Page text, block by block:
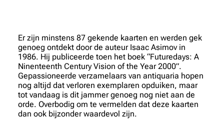
Er zijn minstens 87 gekende kaarten en werden gek
genoeg ontdekt door de auteur Isaac Asimov in
1986. Hij publiceerde toen het boek “Futuredays: A
Ninenteenth Century Vision of the Year 2000”.
Gepassioneerde verzamelaars van antiquaria hopen
nog altijd dat verloren exemplaren opduiken, maar
tot vandaag is dit jammer genoeg nog niet aan de
orde. Overbodig om te vermelden dat deze kaarten
dan ook bijzonder waardevol zijn.